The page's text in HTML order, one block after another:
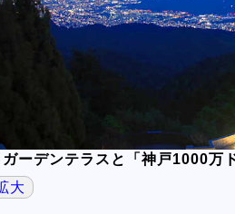
ーデンテラスと「神戸1000万
大